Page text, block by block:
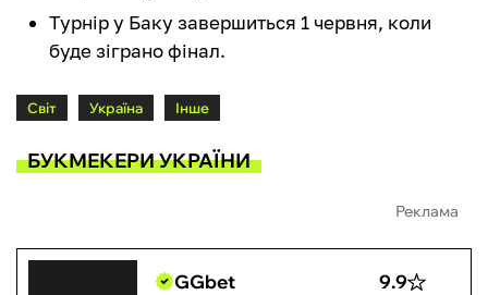
Турнір у Баку завершиться 1 червня, коли
буде зіграно фінал.
Світ Україна Інше
БУКМЕКЕРИ УКРАЇНИ
Реклама
GGbet 9.9